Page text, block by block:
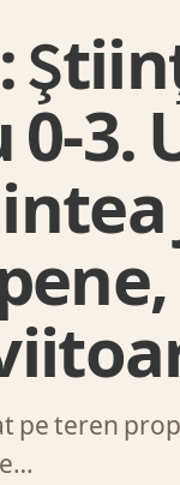
0-3.
pe teren